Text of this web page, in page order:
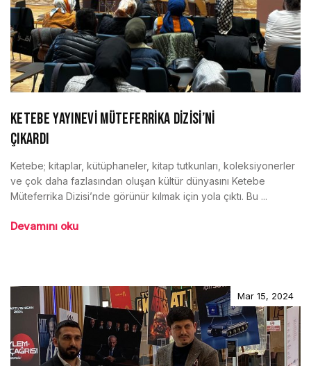
KETEBE YAYINEVİ MÜTEFERRİKA DİZİSİ’Nİ
ÇIKARDI
Ketebe; kitaplar, kütüphaneler, kitap tutkunları, koleksiyonerler
ve çok daha fazlasından oluşan kültür dünyasını Ketebe
Müteferrika Dizisi’nde görünür kılmak için yola çıktı. Bu ...
Devamını oku
Mar 15, 2024